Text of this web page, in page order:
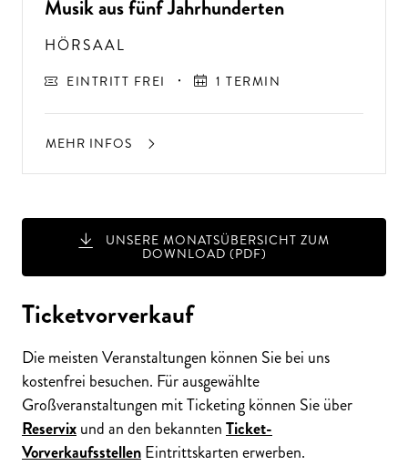
A
USSER
G
EW
Ö
H
N
LIC
H
E K
O
N
ZER
TER
LEBN
ISSE
S
T
E
H
E
N
SI
E
A
U
F
P
E
R
F
O
R
M
A
N
C
E
S
?
Musik aus fünf Jahrhunderten
HÖRSAAL
EINTRITT FREI 1 TERMIN
MEHR INFOS
UNSERE MONATSÜBERSICHT ZUM
DOWNLOAD (PDF)
Ticketvorverkauf
Die meisten Veranstaltungen können Sie bei uns
kostenfrei besuchen. Für ausgewählte
Großveranstaltungen mit Ticketing können Sie über
Reservixund an den bekanntenTicket-
VorverkaufsstellenEintrittskarten erwerben.